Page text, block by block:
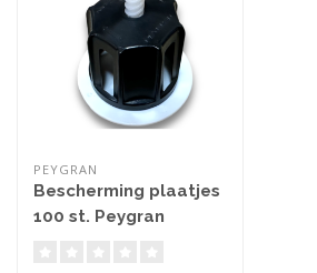
PEYGRAN
Bescherming plaatjes
100 st. Peygran